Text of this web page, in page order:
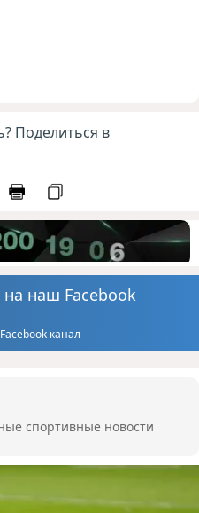
Поделиться в
наш Facebook
канал
спортивные новости